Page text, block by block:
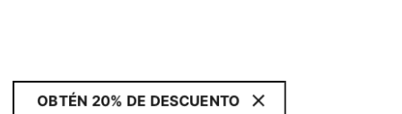
OBTÉN 20% DE DESCUENTO